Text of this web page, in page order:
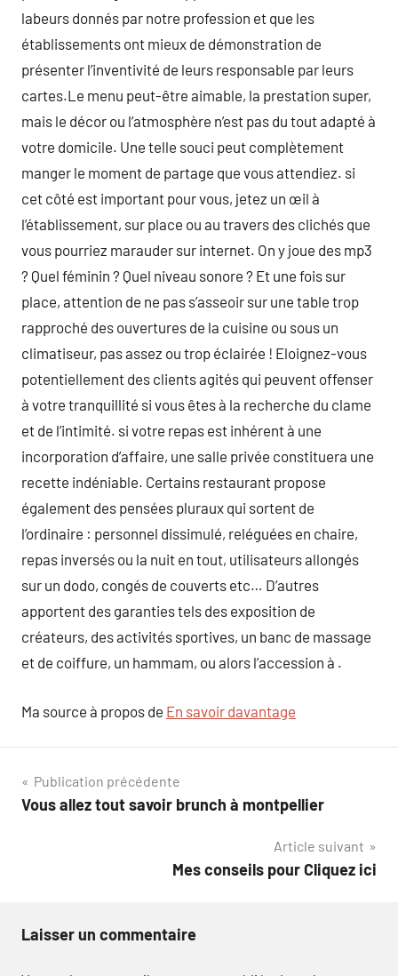
labeurs donnés par notre profession et que les
établissements ont mieux de démonstration de
présenter l’inventivité de leurs responsable par leurs
cartes.Le menu peut-être aimable, la prestation super,
mais le décor ou l’atmosphère n’est pas du tout adapté à
votre domicile. Une telle souci peut complètement
manger le moment de partage que vous attendiez. si
cet côté est important pour vous, jetez un œil à
l’établissement, sur place ou au travers des clichés que
vous pourriez marauder sur internet. On y joue des mp3
? Quel féminin ? Quel niveau sonore ? Et une fois sur
place, attention de ne pas s’asseoir sur une table trop
rapproché des ouvertures de la cuisine ou sous un
climatiseur, pas assez ou trop éclairée ! Eloignez-vous
potentiellement des clients agités qui peuvent offenser
à votre tranquillité si vous êtes à la recherche du clame
et de l’intimité. si votre repas est inhérent à une
incorporation d’affaire, une salle privée constituera une
recette indéniable. Certains restaurant propose
également des pensées pluraux qui sortent de
l’ordinaire : personnel dissimulé, reléguées en chaire,
repas inversés ou la nuit en tout, utilisateurs allongés
sur un dodo, congés de couverts etc… D’autres
apportent des garanties tels des exposition de
créateurs, des activités sportives, un banc de massage
et de coiffure, un hammam, ou alors l’accession à .
Ma source à propos de En savoir davantage
Navigation
de
Publication précédente
Vous allez tout savoir brunch à montpellier
Article suivant
Mes conseils pour Cliquez ici
Laisser un commentaire